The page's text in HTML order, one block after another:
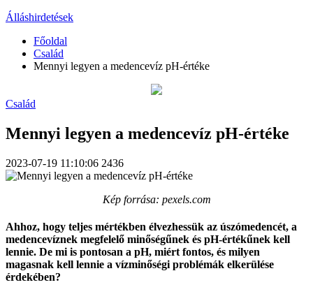
Álláshirdetések
Főoldal
Család
Mennyi legyen a medencevíz pH-értéke
Család
Mennyi legyen a medencevíz pH-értéke
2023-07-19 11:10:06 2436
Kép forrása: pexels.com
Ahhoz, hogy teljes mértékben élvezhessük az úszómedencét, a
medencevíznek megfelelő minőségűnek és pH-értékűnek kell
lennie. De mi is pontosan a pH, miért fontos, és milyen
magasnak kell lennie a vízminőségi problémák elkerülése
érdekében?